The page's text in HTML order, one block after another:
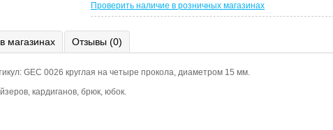
Проверить наличие в розничных магазинах
магазинах Отзывы (0)
GEC 0026 круглая на четыре прокола, диаметром 15 мм.
кардиганов, брюк, юбок.